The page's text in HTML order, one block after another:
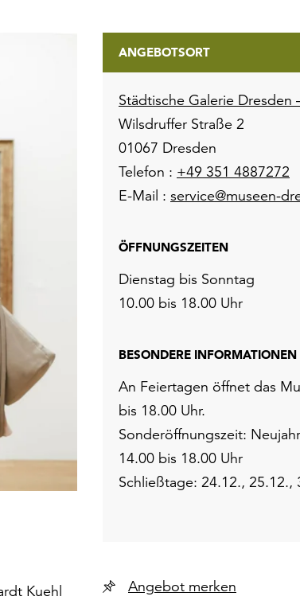
Kuehl
ANGEBOTSORT
Städtische Galerie Dresden
Wilsdruffer Straße 2
01067 Dresden
Telefon : +49 351 4887272
E-Mail : service@museen-
ÖFFNUNGSZEITEN
Dienstag bis Sonntag
10.00 bis 18.00 Uhr
BESONDERE INFORMATIONEN
An Feiertagen öffnet das
bis 18.00 Uhr.
Sonderöffnungszeit:
14.00 bis 18.00 Uhr
Schließtage: 24.12., 25.12.,
Angebot merken